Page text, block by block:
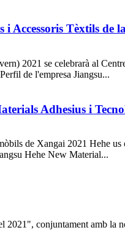
Accessoris Tèxtils de
2021 se celebrarà al
de l'empresa Jiangsu...
Adhesius i
de Xangai 2021 Hehe
Hehe New Material...
conjuntament amb la